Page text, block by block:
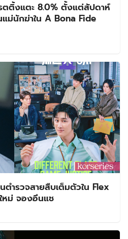
รตติ้งแตะ 8.0% ตั้งแต่สัปดาห์
ม่นักฆ่าใน A Bona Fide
ตำรวจสายสืบเต็มตัวใน Flex
ม่ จองอึนแช